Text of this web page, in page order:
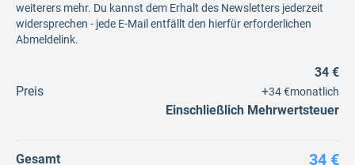
weiterers mehr. Du kannst dem Erhalt des Newsletters jederzeit
widersprechen - jede E-Mail entfällt den hierfür erforderlichen
Abmeldelink.
Preis
34 €
+34 €monatlich
Einschließlich Mehrwertsteuer
Gesamt 34 €